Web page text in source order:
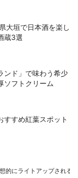
大垣で日本酒を楽し
蔵3選
ンド」で味わう希少
ソフトクリーム
すすめ紅葉スポット
的にライトアップされる